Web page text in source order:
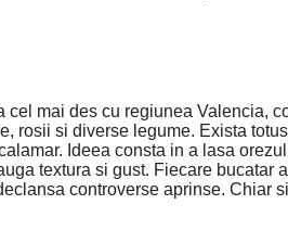
cel mai des cu regiunea Valencia,
rosii si diverse legume. Exista
Ideea consta in a lasa
textura si gust. Fiecare bucatar
controverse aprinse. Chiar